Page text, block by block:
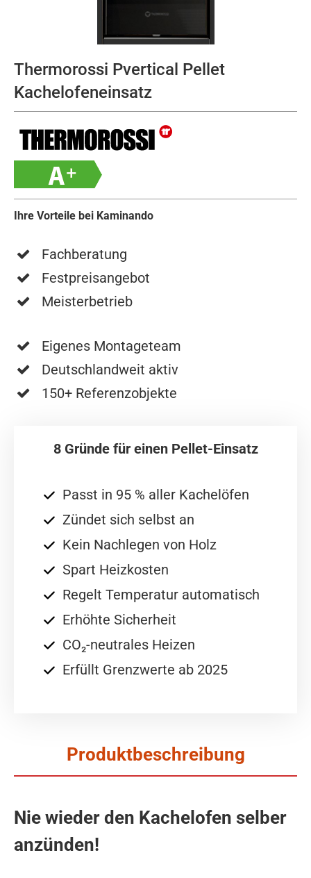
Thermorossi Pvertical Pellet
Kachelofeneinsatz
Ihre Vorteile bei Kaminando
Fachberatung
Festpreisangebot
Meisterbetrieb
Eigenes Montageteam
Deutschlandweit aktiv
150+ Referenzobjekte
8 Gründe für einen Pellet-Einsatz
Passt in 95 % aller Kachelöfen
Zündet sich selbst an
Kein Nachlegen von Holz
Spart Heizkosten
Regelt Temperatur automatisch
Erhöhte Sicherheit
CO₂-neutrales Heizen
Erfüllt Grenzwerte ab 2025
Produktbeschreibung
Nie wieder den Kachelofen selber
anzünden!